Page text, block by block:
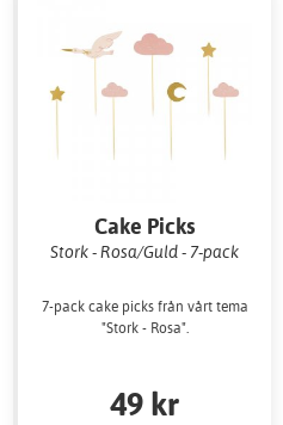
Cake Picks
Stork - Rosa/Guld - 7-pack
7-pack cake picks från vårt tema
"Stork - Rosa".
49 kr